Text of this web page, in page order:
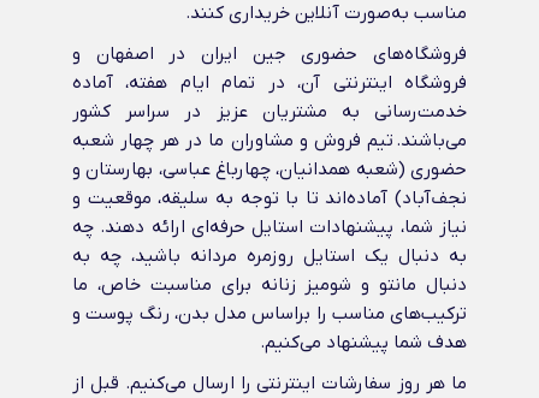
مناسب به‌صورت آنلاین خریداری کنند.
فروشگاه‌های حضوری جین ایران در اصفهان و
فروشگاه اینترنتی آن، در تمام ایام هفته، آماده
خدمت‌رسانی به مشتریان عزیز در سراسر کشور
می‌باشند. تیم فروش و مشاوران ما در هر چهار شعبه
حضوری (شعبه همدانیان، چهارباغ عباسی، بهارستان و
نجف‌آباد) آماده‌اند تا با توجه به سلیقه، موقعیت و
نیاز شما، پیشنهادات استایل حرفه‌ای ارائه دهند. چه
به دنبال یک استایل روزمره مردانه باشید، چه به
دنبال مانتو و شومیز زنانه برای مناسبت خاص، ما
ترکیب‌های مناسب را براساس مدل بدن، رنگ پوست و
هدف شما پیشنهاد می‌کنیم.
ما هر روز سفارشات اینترنتی را ارسال می‌کنیم. قبل از